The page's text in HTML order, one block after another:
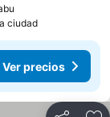
ciudad
Ver precios